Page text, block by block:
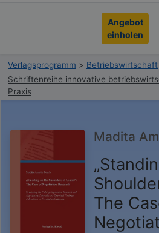
Angebot
einholen
Verlagsprogramm > Betriebswirtschaft
Schriftenreihe innovative
Praxis
Madita
The